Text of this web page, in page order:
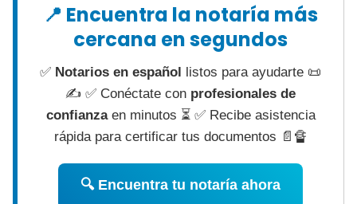
📍 Encuentra la notaría más
cercana en segundos
✅ Notarios en español listos para ayudarte 📜
✍ ✅ Conéctate con profesionales de
confianzaen minutos ⏳ ✅ Recibe asistencia
rápida para certificar tus documentos 📄🔏
🔍 Encuentra tu notaría ahora